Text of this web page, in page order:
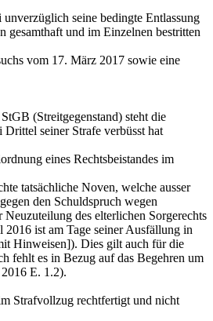
seine bedingte Entlassung
gesamthaft und im Einzelnen bestritten
vom 17. März 2017 sowie eine
(Streitgegenstand) steht die
seiner Strafe verbüsst hat
eines Rechtsbeistandes im
tatsächliche Noven, welche ausser
den Schuldspruch wegen
des elterlichen Sorgerechts
ist am Tage seiner Ausfällung in
Hinweisen]). Dies gilt auch für die
fehlt es in Bezug auf das Begehren um
E. 1.2).
Strafvollzug rechtfertigt und nicht